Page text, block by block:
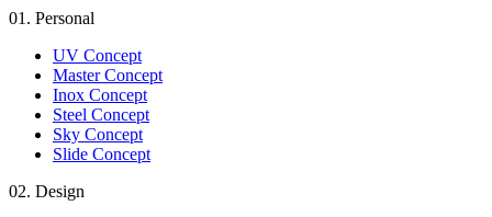
01. Personal
UV Concept
Master Concept
Inox Concept
Steel Concept
Sky Concept
Slide Concept
02. Design